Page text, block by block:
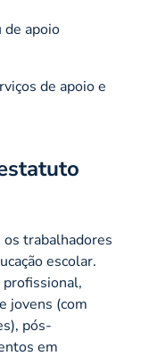
de apoio
de apoio e
trabalhadores
escolar.
profissional,
jovens (com
pós-
em